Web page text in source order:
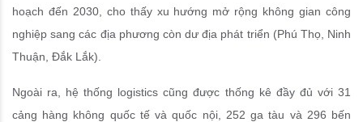
hoạch đến 2030, cho thấy xu hướng mở rộng không gian công
nghiệp sang các địa phương còn dư địa phát triển (Phú Thọ, Ninh
Thuận, Đắk Lắk).
Ngoài ra, hệ thống logistics cũng được thống kê đầy đủ với 31
cảng hàng không quốc tế và quốc nội, 252 ga tàu và 296 bến